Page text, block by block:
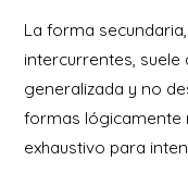
La forma
intercurrentes, suele
generalizada y no
formas lógicamente
exhaustivo para